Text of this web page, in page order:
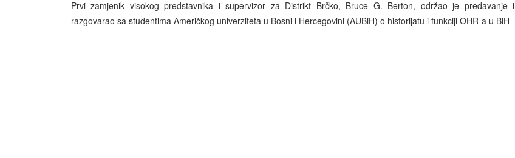
Prvi zamjenik visokog predstavnika i supervizor za Distrikt Brčko, Bruce G. Berton, održao je predavanje i
razgovarao sa studentima Američkog univerziteta u Bosni i Hercegovini (AUBiH) o historijatu i funkciji OHR-a u BiH